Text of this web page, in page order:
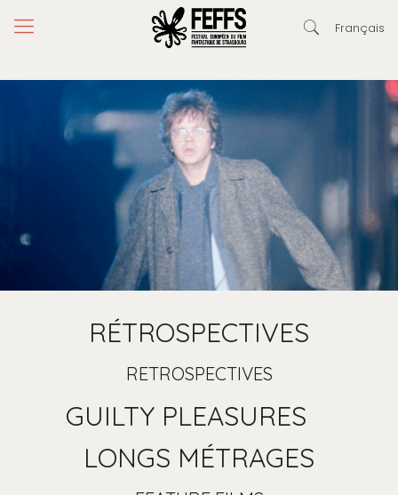
Français
RÉTROSPECTIVES
RETROSPECTIVES
GUILTY PLEASURES
LONGS MÉTRAGES